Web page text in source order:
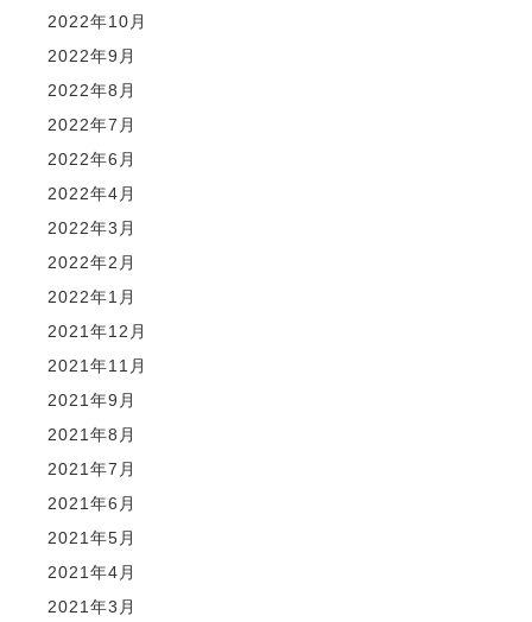
2022年10月
2022年9月
2022年8月
2022年7月
2022年6月
2022年4月
2022年3月
2022年2月
2022年1月
2021年12月
2021年11月
2021年9月
2021年8月
2021年7月
2021年6月
2021年5月
2021年4月
2021年3月